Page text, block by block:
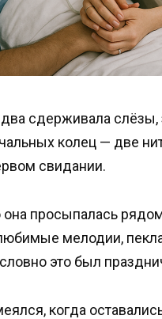
сдерживала слёзы,
колец — две
свидании.
просыпалась
мелодии,
словно это был
когда